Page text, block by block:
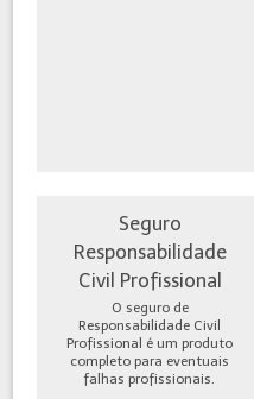
Seguro
Responsabilidade
Civil Profissional
O seguro de
Responsabilidade Civil
Profissional é um produto
completo para eventuais
falhas profissionais.